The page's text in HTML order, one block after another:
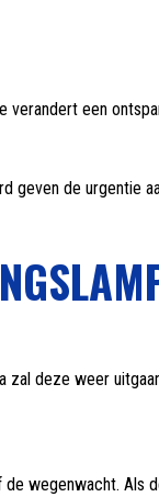
een
de urgentie
deze weer
wegenwacht. Als